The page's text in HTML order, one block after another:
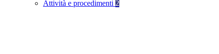
Attività e procedimenti 2